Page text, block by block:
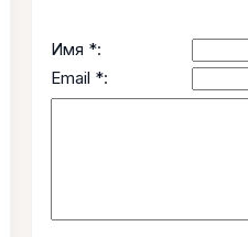
Имя *:
Email *: